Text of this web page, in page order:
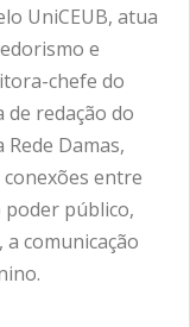
UniCEUB, atua
e
chefe do
redação do
Damas,
entre
poder público,
comunicação